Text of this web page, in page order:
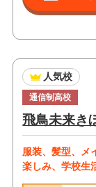
人気校
通信制高校
飛鳥未来き
服装、髪型、メ
楽しみ、学校生